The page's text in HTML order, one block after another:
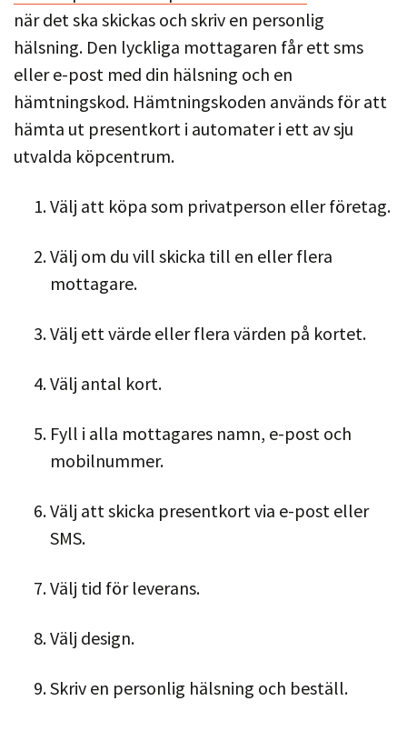
när det ska skickas och skriv en personlig
hälsning. Den lyckliga mottagaren får ett sms
eller e-post med din hälsning och en
hämtningskod. Hämtningskoden används för att
hämta ut presentkort i automater i ett av sju
utvalda köpcentrum.
Välj att köpa som privatperson eller företag.
Välj om du vill skicka till en eller flera
mottagare.
Välj ett värde eller flera värden på kortet.
Välj antal kort.
Fyll i alla mottagares namn, e-post och
mobilnummer.
Välj att skicka presentkort via e-post eller
SMS.
Välj tid för leverans.
Välj design.
Skriv en personlig hälsning och beställ.